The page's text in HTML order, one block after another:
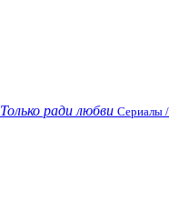
Только ради любви Сериалы /